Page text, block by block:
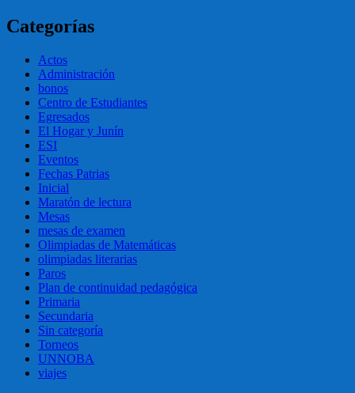
Categorías
Actos
Administración
bonos
Centro de Estudiantes
Egresados
El Hogar y Junín
ESI
Eventos
Fechas Patrias
Inicial
Maratón de lectura
Mesas
mesas de examen
Olimpiadas de Matemáticas
olimpiadas literarias
Paros
Plan de continuidad pedagógica
Primaria
Secundaria
Sin categoría
Torneos
UNNOBA
viajes